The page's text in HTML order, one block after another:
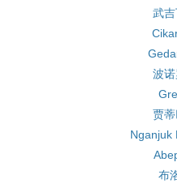
武
波
贾
Nganjuk
布